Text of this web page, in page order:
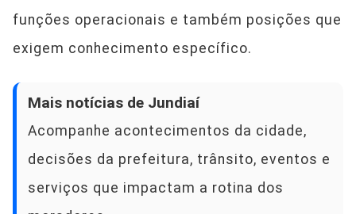
funções operacionais e também posições que
exigem conhecimento específico.
Mais notícias de Jundiaí
Acompanhe acontecimentos da cidade,
decisões da prefeitura, trânsito, eventos e
serviços que impactam a rotina dos